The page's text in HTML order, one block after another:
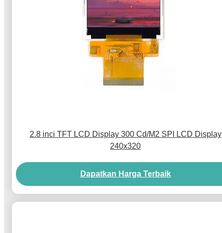
2.8 inci TFT LCD Display 300 Cd/M2 SPI LCD Display
240x320
Dapatkan Harga Terbaik